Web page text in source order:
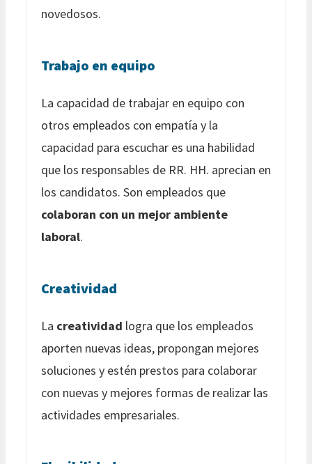
novedosos.
Trabajo en equipo
La capacidad de trabajar en equipo con
otros empleados con empatía y la
capacidad para escuchar es una habilidad
que los responsables de RR. HH. aprecian en
los candidatos. Son empleados que
colaboran con un mejor ambiente
laboral.
Creatividad
La creatividad logra que los empleados
aporten nuevas ideas, propongan mejores
soluciones y estén prestos para colaborar
con nuevas y mejores formas de realizar las
actividades empresariales.